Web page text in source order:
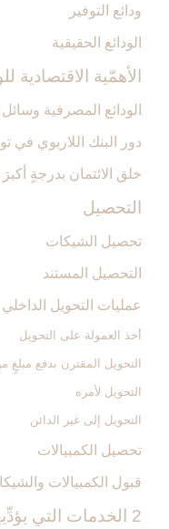
ودائع التوفير
الودائع الحقيقية
الأهمّية الاقتصادية
الودائع المصرفية
دور البنك اللاربوي في
خلق الائتمان بدرجةٍ
التحصيل‏
تحصيل الشيكات
التحصيل المستند
عمليات التحويل الداخلي
أخذ العمولة على التحويل
التحويل المقترن بدفع مبلغٍ
التحويل لأمره
التحويل إلى غير الدائن
تحصيل الكمبيالات
قبول الكمبيالات
2 الخدمات التي يؤدِّيها البنك لعملائه (الأوراق المالية)